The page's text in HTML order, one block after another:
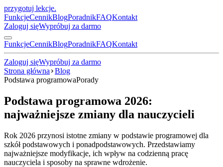
przygotuj lekcje.
FunkcjeCennikBlogPoradnikFAQKontakt
Zaloguj sięWypróbuj za darmo
FunkcjeCennikBlogPoradnikFAQKontakt
Zaloguj sięWypróbuj za darmo
Strona główna
Blog
Podstawa programowaPorady
Podstawa programowa 2026:
najważniejsze zmiany dla nauczycieli
Rok 2026 przynosi istotne zmiany w podstawie programowej dla
szkół podstawowych i ponadpodstawowych. Przedstawiamy
najważniejsze modyfikacje, ich wpływ na codzienną pracę
nauczyciela i sposoby na sprawne wdrożenie.